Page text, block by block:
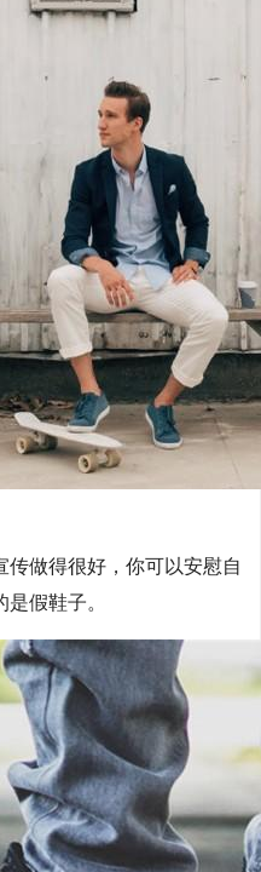
做得很好，你可以安慰自
假鞋子。